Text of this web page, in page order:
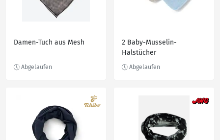
Damen-Tuch aus Mesh
2 Baby-Musselin-
Halstücher